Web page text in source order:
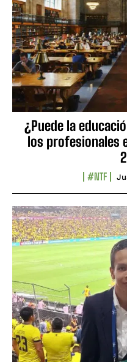
¿Puede la
los profesionales
#NTF